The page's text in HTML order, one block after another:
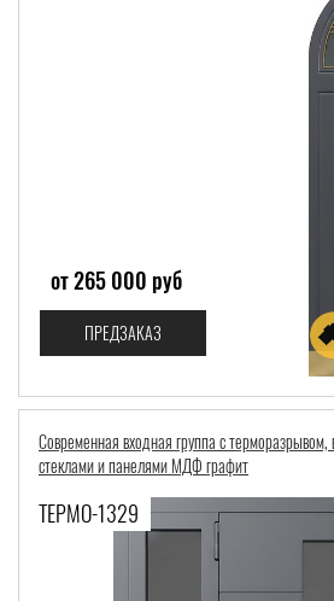
от 265 000 руб
ПРЕДЗАКАЗ
Современная входная группа с терморазрывом,
стеклами и панелями МДФ графит
ТЕРМО-1329